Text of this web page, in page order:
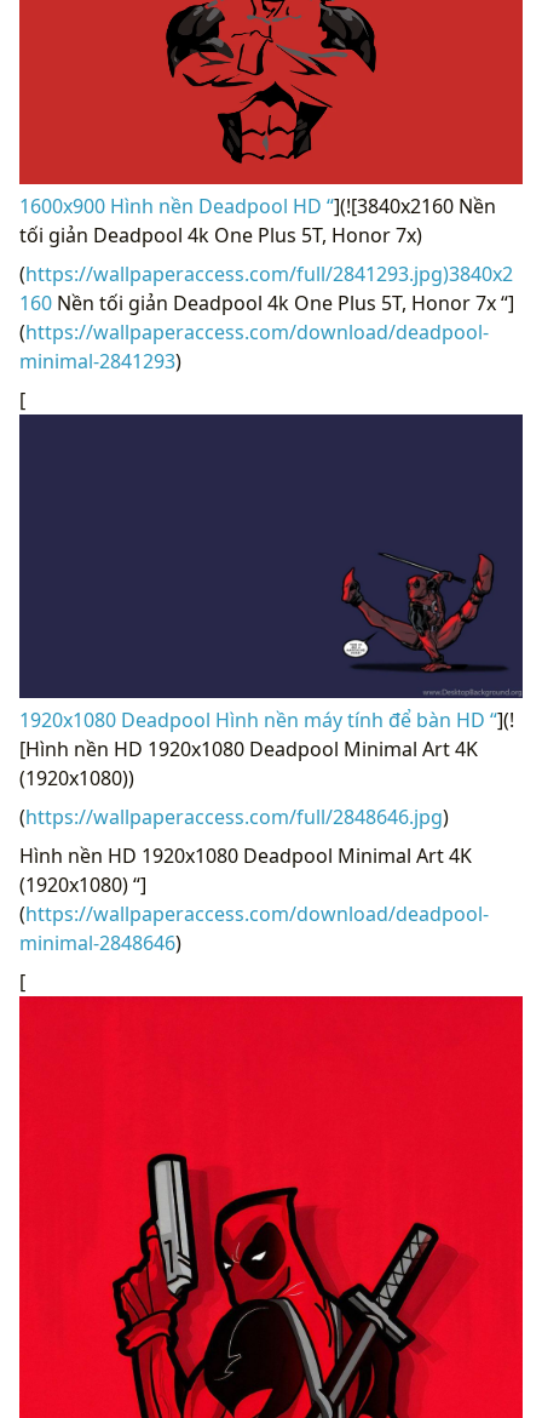
1600x900 Hình nền Deadpool HD “](![3840x2160 Nền
tối giản Deadpool 4k One Plus 5T, Honor 7x)
(https://wallpaperaccess.com/full/2841293.jpg)3840x2
160 Nền tối giản Deadpool 4k One Plus 5T, Honor 7x “]
(https://wallpaperaccess.com/download/deadpool-
minimal-2841293)
[
1920x1080 Deadpool Hình nền máy tính để bàn HD “](!
[Hình nền HD 1920x1080 Deadpool Minimal Art 4K
(1920x1080))
(https://wallpaperaccess.com/full/2848646.jpg)
Hình nền HD 1920x1080 Deadpool Minimal Art 4K
(1920x1080) “]
(https://wallpaperaccess.com/download/deadpool-
minimal-2848646)
[